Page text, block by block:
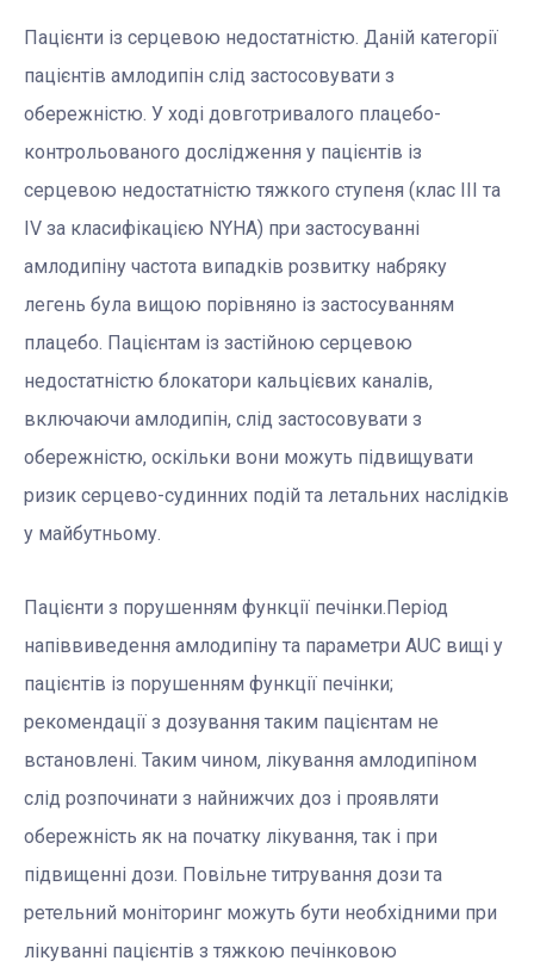
Пацієнти із серцевою недостатністю. Даній категорії
пацієнтів амлодипін слід застосовувати з
обережністю. У ході довготривалого плацебо-
контрольованого дослідження у пацієнтів із
серцевою недостатністю тяжкого ступеня (клас III та
IV за класифікацією NYHA) при застосуванні
амлодипіну частота випадків розвитку набряку
легень була вищою порівняно із застосуванням
плацебо. Пацієнтам із застійною серцевою
недостатністю блокатори кальцієвих каналів,
включаючи амлодипін, слід застосовувати з
обережністю, оскільки вони можуть підвищувати
ризик серцево-судинних подій та летальних наслідків
у майбутньому.
Пацієнти з порушенням функції печінки.Період
напіввиведення амлодипіну та параметри AUC вищі у
пацієнтів із порушенням функції печінки;
рекомендації з дозування таким пацієнтам не
встановлені. Таким чином, лікування амлодипіном
слід розпочинати з найнижчих доз і проявляти
обережність як на початку лікування, так і при
підвищенні дози. Повільне титрування дози та
ретельний моніторинг можуть бути необхідними при
лікуванні пацієнтів з тяжкою печінковою